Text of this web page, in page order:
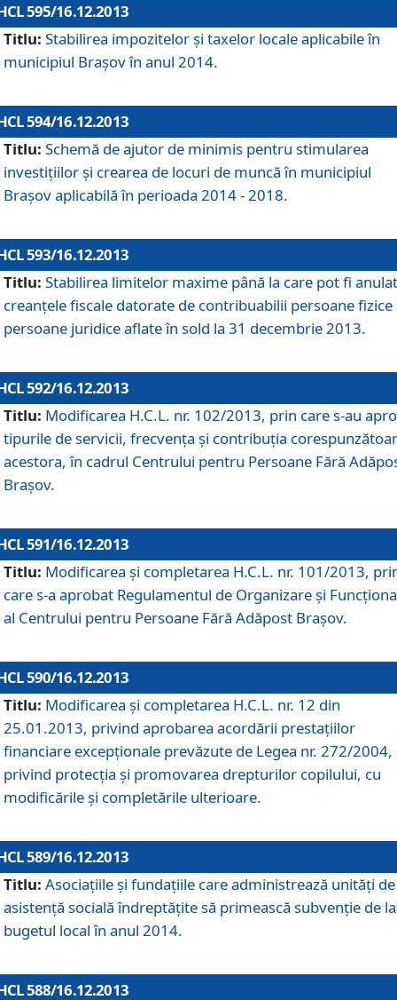
595/16.12.2013
Titlu: Stabilirea impozitelor şi taxelor locale aplicabile în
municipiul Braşov în anul 2014.
594/16.12.2013
Titlu: Schemă de ajutor de minimis pentru stimularea
investiţiilor şi crearea de locuri de muncă în municipiul
Braşov aplicabilă în perioada 2014 - 2018.
593/16.12.2013
Titlu: Stabilirea limitelor maxime până la care pot fi
creanţele fiscale datorate de contribuabilii persoane fizice
persoane juridice aflate în sold la 31 decembrie 2013.
592/16.12.2013
Titlu: Modificarea H.C.L. nr. 102/2013, prin care s-au
tipurile de servicii, frecvenţa şi contribuţia
acestora, în cadrul Centrului pentru Persoane Fără
Braşov.
591/16.12.2013
Titlu: Modificarea şi completarea H.C.L. nr. 101/2013,
care s-a aprobat Regulamentul de Organizare şi
al Centrului pentru Persoane Fără Adăpost Braşov.
590/16.12.2013
Titlu: Modificarea şi completarea H.C.L. nr. 12 din
25.01.2013, privind aprobarea acordării prestaţiilor
financiare excepţionale prevăzute de Legea nr. 272/2004,
privind protecţia şi promovarea drepturilor copilului, cu
modificările şi completările ulterioare.
589/16.12.2013
Titlu: Asociaţiile şi fundaţiile care administrează unităţi de
asistenţă socială îndreptăţite să primească subvenţie de la
bugetul local în anul 2014.
588/16.12.2013